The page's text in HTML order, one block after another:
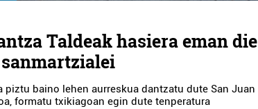
Taldeak hasiera eman die
piztu baino lehen aurreskua dantzatu dute San Juan
formatu txikiagoan egin dute tenperatura